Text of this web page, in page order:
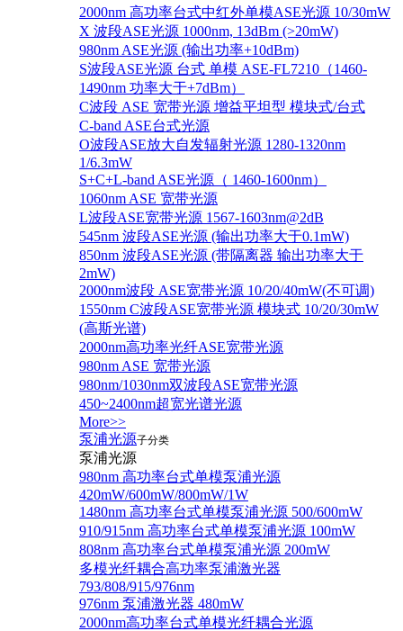
2000nm 高功率台式中红外单模ASE光源 10/30mW
X 波段ASE光源 1000nm, 13dBm (>20mW)
980nm ASE光源 (输出功率+10dBm)
S波段ASE光源 台式 单模 ASE-FL7210（1460-
1490nm 功率大于+7dBm）
C波段 ASE 宽带光源 增益平坦型 模块式/台式
C-band ASE台式光源
O波段ASE放大自发辐射光源 1280-1320nm
1/6.3mW
S+C+L-band ASE光源（ 1460-1600nm）
1060nm ASE 宽带光源
L波段ASE宽带光源 1567-1603nm@2dB
545nm 波段ASE光源 (输出功率大于0.1mW)
850nm 波段ASE光源 (带隔离器 输出功率大于
2mW)
2000nm波段 ASE宽带光源 10/20/40mW(不可调)
1550nm C波段ASE宽带光源 模块式 10/20/30mW
(高斯光谱)
2000nm高功率光纤ASE宽带光源
980nm ASE 宽带光源
980nm/1030nm双波段ASE宽带光源
450~2400nm超宽光谱光源
More>>
泵浦光源子分类
泵浦光源
980nm 高功率台式单模泵浦光源
420mW/600mW/800mW/1W
1480nm 高功率台式单模泵浦光源 500/600mW
910/915nm 高功率台式单模泵浦光源 100mW
808nm 高功率台式单模泵浦光源 200mW
多模光纤耦合高功率泵浦激光器
793/808/915/976nm
976nm 泵浦激光器 480mW
2000nm高功率台式单模光纤耦合光源